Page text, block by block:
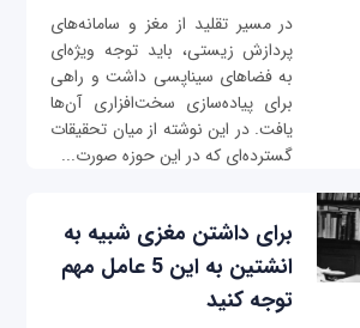
در مسیر تقلید از مغز و سامانه‌‌های
پردازش زیستی، باید توجه ویژه‌‌ای
به فضاهای سیناپسی داشت و راهی
برای پیاده‌سازی سخت‌افزاری آن‌ها
یافت. در این نوشته از میان تحقیقات
گسترده‌ای که در این حوزه صورت...
برای داشتن مغزی شبیه به
انشتین به این 5 عامل مهم
توجه کنید